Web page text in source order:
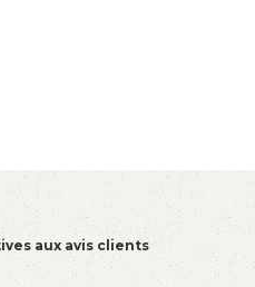
aux avis clients